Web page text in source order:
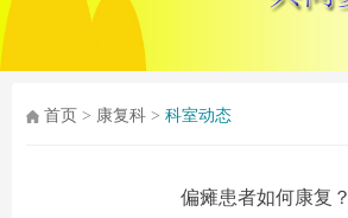
首页 > 康复科 >科室动态
偏瘫患者如何康复？